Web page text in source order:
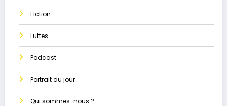
Fiction
Luttes
Podcast
Portrait du jour
Qui sommes-nous ?